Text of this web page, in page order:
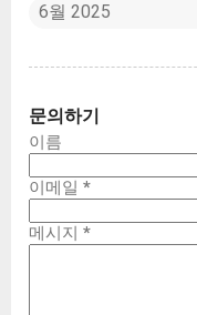
6월 2025
문의하기
이름
이메일 *
메시지 *